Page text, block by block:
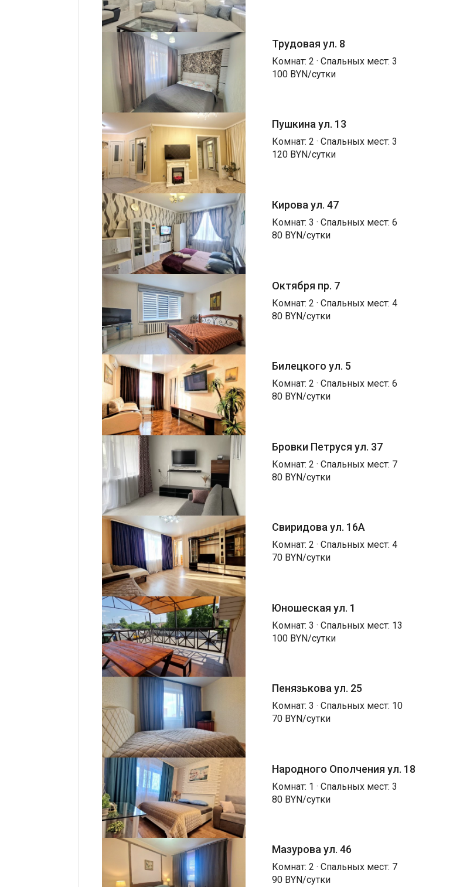
Трудовая ул. 8
Комнат: 2 · Спальных мест: 3
100 BYN/сутки
Пушкина ул. 13
Комнат: 2 · Спальных мест: 3
120 BYN/сутки
Кирова ул. 47
Комнат: 3 · Спальных мест: 6
80 BYN/сутки
Октября пр. 7
Комнат: 2 · Спальных мест: 4
80 BYN/сутки
Билецкого ул. 5
Комнат: 2 · Спальных мест: 6
80 BYN/сутки
Бровки Петруся ул. 37
Комнат: 2 · Спальных мест: 7
80 BYN/сутки
Свиридова ул. 16А
Комнат: 2 · Спальных мест: 4
70 BYN/сутки
Юношеская ул. 1
Комнат: 3 · Спальных мест: 13
100 BYN/сутки
Пенязькова ул. 25
Комнат: 3 · Спальных мест: 10
70 BYN/сутки
Народного Ополчения ул. 18
Комнат: 1 · Спальных мест: 3
80 BYN/сутки
Мазурова ул. 46
Комнат: 2 · Спальных мест: 7
90 BYN/сутки